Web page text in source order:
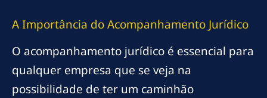
A Importância do Acompanhamento Jurídico
O acompanhamento jurídico é essencial para
qualquer empresa que se veja na
possibilidade de ter um caminhão